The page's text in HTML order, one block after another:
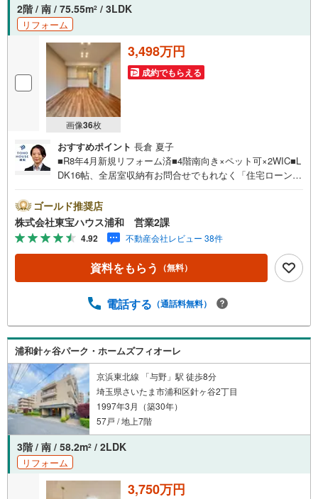
2階 / 南 / 75.55m2 / 3LDK
リフォーム
画像36枚
3,498万円
成約でもらえる
おすすめポイント 長倉 夏子
■R8年4月新規リフォーム済■4階南向き×ペット可×2WIC■L
DK16帖、全居室収納有お問合せでもれなく「住宅ローン講
らの時間帯はお電話でのお問い合わせがスムーズにご案内
できますぜひお気軽にご連絡下さい！東宝ハウスライフソ
リューションズグループ 東宝ハウス浦和 特別提携金利
〔一例〕東宝ハウス浦和の住宅ローン■変動金利全期間引下
げプラン⇒住宅ローン金利優遇割の最大適用《0.89％》と
某信用金庫金利1.275％の比較借入金4000万円返済期間35
査・要件があります）◇TOHO HOUSE CLUBで生涯の安心
イフプランニング、かけつけサポート、Club Offプレミアム
など多彩なサービスがございます
ゴールド推奨店
株式会社東宝ハウス浦和 営業2課
4.92 不動産会社レビュー 38件
資料をもらう （無料）
電話する （通話料無料）
浦和針ヶ谷パーク・ホームズフィオーレ
京浜東北線 「与野」駅 徒歩8分
埼玉県さいたま市浦和区針ヶ谷2丁目
1997年3月（築30年）
57戸 / 地上7階
3階 / 南 / 58.2m2 / 2LDK
リフォーム
3,750万円